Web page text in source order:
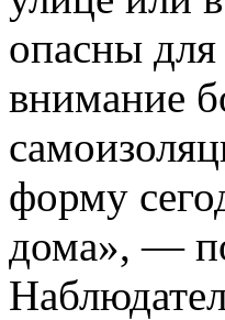
опасны
внимание
форму
дома», —